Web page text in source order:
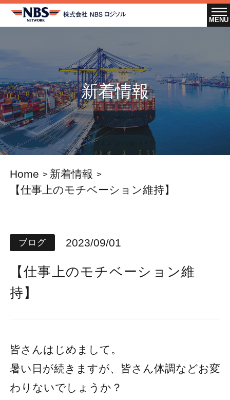
新着情報
Home
新着情報
【仕事上のモチベーション維持】
ブログ 2023/09/01
【仕事上のモチベーション維
持】
皆さんはじめまして。
暑い日が続きますが、皆さん体調などお変
わりないでしょうか？